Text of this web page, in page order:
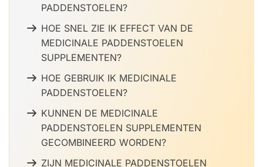
PADDENSTOELEN?
HOE SNEL ZIE IK EFFECT VAN DE
MEDICINALE PADDENSTOELEN
SUPPLEMENTEN?
HOE GEBRUIK IK MEDICINALE
PADDENSTOELEN?
KUNNEN DE MEDICINALE
PADDENSTOELEN SUPPLEMENTEN
GECOMBINEERD WORDEN?
ZIJN MEDICINALE PADDENSTOELEN